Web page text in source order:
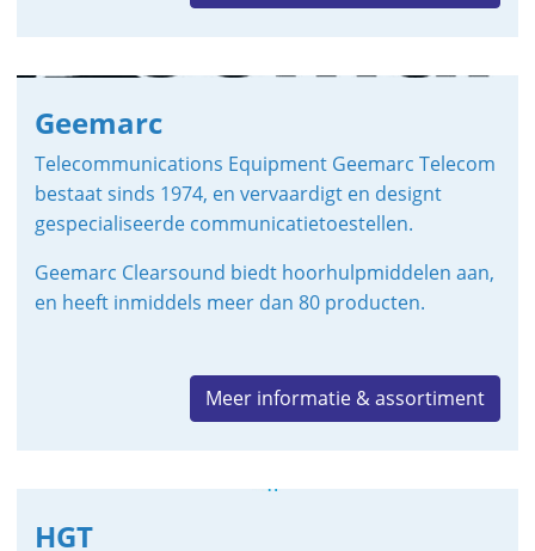
Geemarc
Telecommunications Equipment Geemarc Telecom
bestaat sinds 1974, en vervaardigt en designt
gespecialiseerde communicatietoestellen.
Geemarc Clearsound biedt hoorhulpmiddelen aan,
en heeft inmiddels meer dan 80 producten.
Meer informatie & assortiment
HGT